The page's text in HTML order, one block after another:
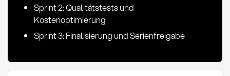
Sprint 2: Qualitätstests und
Kostenoptimierung
Sprint 3: Finalisierung und Serienfreigabe